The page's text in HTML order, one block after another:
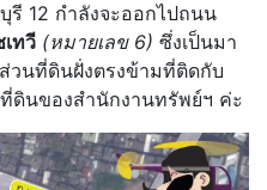
รี 12 กำลังจะออกไปถนน
ทวี (หมายเลข 6) ซึ่งเป็นมา
วนที่ดินฝั่งตรงข้ามที่ติดกับ
ดินของสำนักงานทรัพย์ฯ ค่ะ